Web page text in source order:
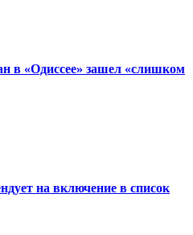
в «Одиссее» зашел «слишком
на включение в список